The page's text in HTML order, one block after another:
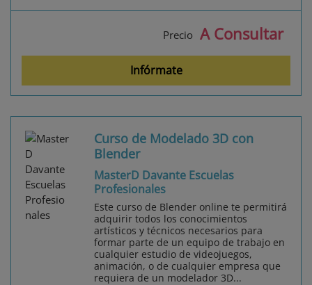
Precio A Consultar
Infórmate
Curso de Modelado 3D con
Blender
MasterD Davante Escuelas
Profesionales
Este curso de Blender online te permitirá
adquirir todos los conocimientos
artísticos y técnicos necesarios para
formar parte de un equipo de trabajo en
cualquier estudio de videojuegos,
animación, o de cualquier empresa que
requiera de un modelador 3D...